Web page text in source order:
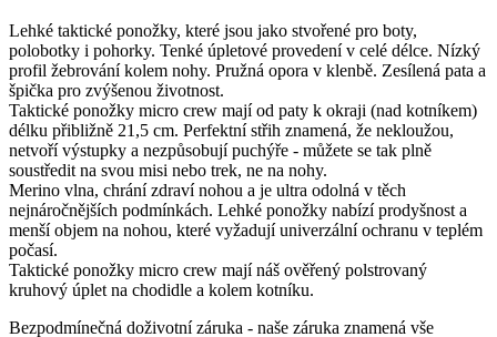
Lehké taktické ponožky, které jsou jako stvořené pro boty,
polobotky i pohorky. Tenké úpletové provedení v celé délce. Nízký
profil žebrování kolem nohy. Pružná opora v klenbě. Zesílená pata a
špička pro zvýšenou životnost.
Taktické ponožky micro crew mají od paty k okraji (nad kotníkem)
délku přibližně 21,5 cm. Perfektní střih znamená, že nekloužou,
netvoří výstupky a nezpůsobují puchýře - můžete se tak plně
soustředit na svou misi nebo trek, ne na nohy.
Merino vlna, chrání zdraví nohou a je ultra odolná v těch
nejnáročnějších podmínkách. Lehké ponožky nabízí prodyšnost a
menší objem na nohou, které vyžadují univerzální ochranu v teplém
počasí.
Taktické ponožky micro crew mají náš ověřený polstrovaný
kruhový úplet na chodidle a kolem kotníku.
Bezpodmínečná doživotní záruka - naše záruka znamená vše